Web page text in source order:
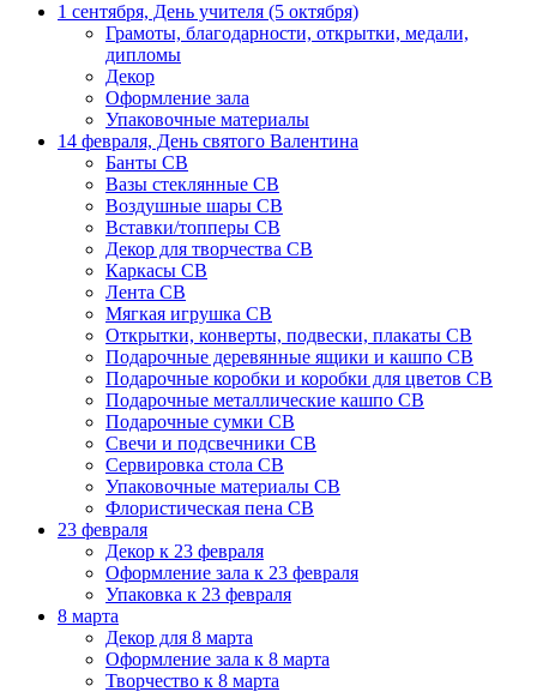
1 сентября, День учителя (5 октября)
Грамоты, благодарности, открытки, медали,
дипломы
Декор
Оформление зала
Упаковочные материалы
14 февраля, День святого Валентина
Банты СВ
Вазы стеклянные СВ
Воздушные шары СВ
Вставки/топперы СВ
Декор для творчества СВ
Каркасы СВ
Лента СВ
Мягкая игрушка СВ
Открытки, конверты, подвески, плакаты СВ
Подарочные деревянные ящики и кашпо СВ
Подарочные коробки и коробки для цветов СВ
Подарочные металлические кашпо СВ
Подарочные сумки СВ
Свечи и подсвечники СВ
Сервировка стола СВ
Упаковочные материалы СВ
Флористическая пена СВ
23 февраля
Декор к 23 февраля
Оформление зала к 23 февраля
Упаковка к 23 февраля
8 марта
Декор для 8 марта
Оформление зала к 8 марта
Творчество к 8 марта